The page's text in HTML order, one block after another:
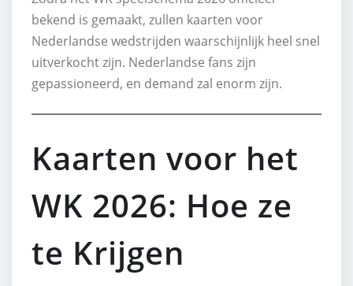
bekend is gemaakt, zullen kaarten voor
Nederlandse wedstrijden waarschijnlijk heel snel
uitverkocht zijn. Nederlandse fans zijn
gepassioneerd, en demand zal enorm zijn.
Kaarten voor het
WK 2026: Hoe ze
te Krijgen